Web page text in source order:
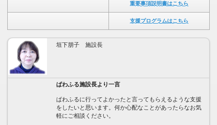
重要事項説明書はこちら
支援プログラムはこちら
垣下朋子 施設長
ぱわふる施設長より一言
ぱわふるに行ってよかったと言ってもらえるような支援
をしたいと思います。何か心配なことがあったらなお気
軽にご相談ください。